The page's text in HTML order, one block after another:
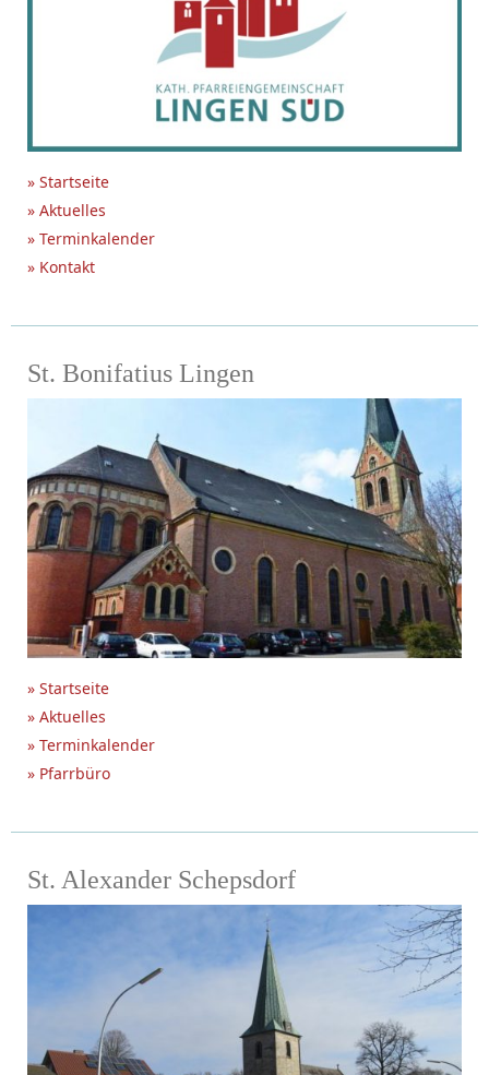
» Startseite
» Aktuelles
» Terminkalender
» Kontakt
St. Bonifatius Lingen
» Startseite
» Aktuelles
» Terminkalender
» Pfarrbüro
St. Alexander Schepsdorf